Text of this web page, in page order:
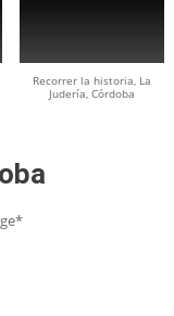
Recorrer la historia, La
Judería, Córdoba